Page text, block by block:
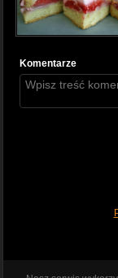
Komentarze